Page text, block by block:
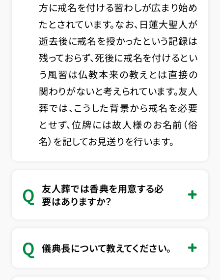
方に戒名を付ける習わしが広まり始め
たとされています。なお、日蓮大聖人が
逝去後に戒名を授かったという記録は
残っておらず、死後に戒名を付けるとい
う風習は仏教本来の教えとは直接の
関わりがないと考えられています。友人
葬では、こうした背景から戒名を必要
とせず、位牌には故人様のお名前（俗
名）を記してお見送りを行います。
Q 友人葬では香典を用意する必
要はありますか？
Q 儀典長について教えてください。